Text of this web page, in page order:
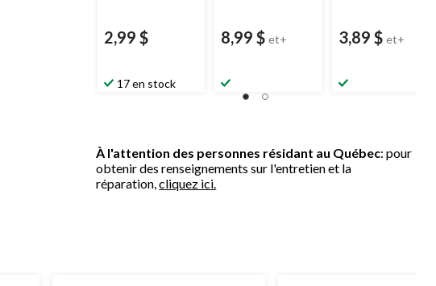
2,99 $
17 en stock
8,99 $ et+ 3,89 $ et+
À l'attention des personnes résidant au Québec: pour
obtenir des renseignements sur l'entretien et la
réparation,cliquez ici.